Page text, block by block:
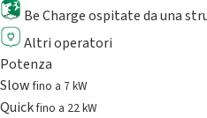
Be Charge ospitate da una
Altri operatori
Potenza
Slowfino a 7 kW
Quickfino a 22 kW